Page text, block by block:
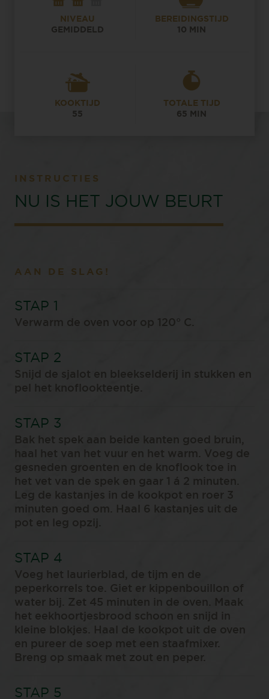
NIVEAU
GEMIDDELD
BEREIDINGSTIJD
10 MIN
KOOKTIJD
55
TOTALE TIJD
65 MIN
INSTRUCTIES
NU IS HET JOUW BEURT
AAN DE SLAG!
Verwarm de oven voor op 120° C.
Snijd de sjalot en bleekselderij in stukken en
pel het knoflookteentje.
Bak het spek aan beide kanten goed bruin,
haal het van het vuur en het warm. Voeg de
gesneden groenten en de knoflook toe in
het vet van de spek en gaar 1 á 2 minuten.
Leg de kastanjes in de kookpot en roer 3
minuten goed om. Haal 6 kastanjes uit de
pot en leg opzij.
Voeg het laurierblad, de tijm en de
peperkorrels toe. Giet er kippenbouillon of
water bij. Zet 45 minuten in de oven. Maak
het eekhoortjesbrood schoon en snijd in
kleine blokjes. Haal de kookpot uit de oven
en pureer de soep met een staafmixer.
Breng op smaak met zout en peper.